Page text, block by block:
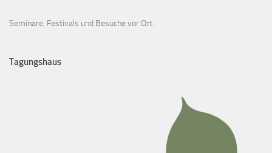
Seminare, Festivals und Besuche vor Ort.
Tagungshaus